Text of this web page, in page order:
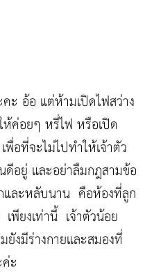
ะ อ้อ แต่ห้ามเปิดไฟสว่าง
ค่อยๆ หรี่ไฟ หรือเปิด
อที่จะไม่ไปทำให้เจ้าตัว
อยู่ และอย่าลืมกฎสามข้อ
และหลับนาน คือห้องที่ลูก
พียงเท่านี้ เจ้าตัวน้อย
งมีร่างกายและสมองที่
ะ